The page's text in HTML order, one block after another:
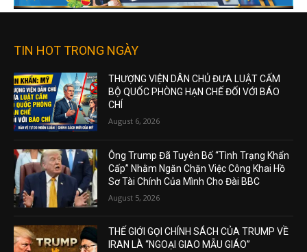
TIN HOT TRONG NGÀY
THƯỢNG VIỆN DÂN CHỦ ĐƯA LUẬT CẤM
BỘ QUỐC PHÒNG HẠN CHẾ ĐỐI VỚI BÁO
CHÍ
August 6, 2026
Ông Trump Đã Tuyên Bố “Tình Trạng Khẩn
Cấp” Nhằm Ngăn Chặn Việc Công Khai Hồ
Sơ Tài Chính Của Mình Cho Đài BBC
August 5, 2026
THẾ GIỚI GỌI CHÍNH SÁCH CỦA TRUMP VỀ
IRAN LÀ “NGOẠI GIAO MẪU GIÁO”